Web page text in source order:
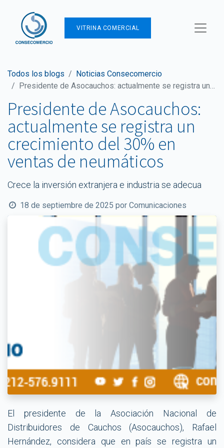
VITRINA COMERCIAL
Todos los blogs
Noticias Consecomercio
Presidente de Asocauchos: actualmente se registra un crecimiento del 30% en ventas de neumáticos
Presidente de Asocauchos:
actualmente se registra un
crecimiento del 30% en
ventas de neumáticos
Crece la inversión extranjera e industria se adecua
18 de septiembre de 2025 por Comunicaciones
El presidente de la Asociación Nacional de
Distribuidores de Cauchos (Asocauchos), Rafael
Hernández, considera que en país se registra un